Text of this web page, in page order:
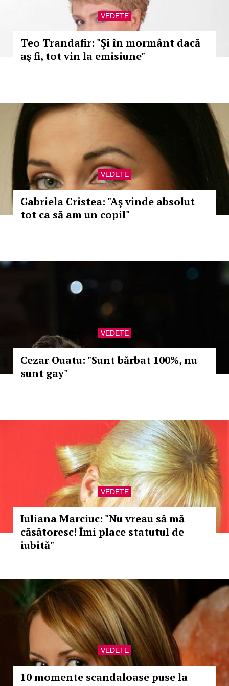
VEDETE
Teo Trandafir: "Şi în mormânt dacă
aş fi, tot vin la emisiune"
VEDETE
Gabriela Cristea: "Aş vinde absolut
tot ca să am un copil"
VEDETE
Cezar Ouatu: "Sunt bărbat 100%, nu
sunt gay"
VEDETE
Iuliana Marciuc: "Nu vreau să mă
căsătoresc! Îmi place statutul de
iubită"
VEDETE
10 momente scandaloase puse la